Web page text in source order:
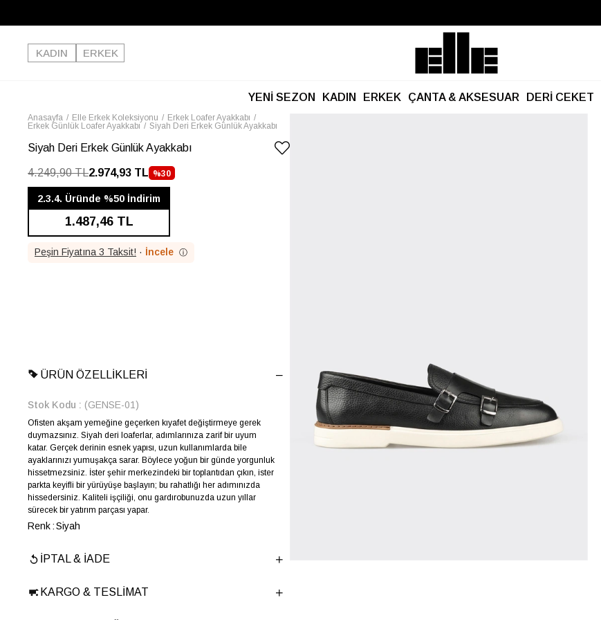
Kargo Ücretsiz!
KADIN
ERKEK
YENİ SEZON KADIN ERKEK ÇANTA & AKSESUAR DERİ CEKET
Anasayfa Elle Erkek Koleksiyonu
Erkek Loafer Ayakkabı
Erkek Günlük Loafer Ayakkabı
Siyah Deri Erkek Günlük Ayakkabı
Siyah Deri Erkek Günlük Ayakkabı
4.249,90 TL2.974,93 TL %30
İNDIRIM
2.3.4. Üründe %50 İndirim
1.487,46 TL
Peşin Fiyatına 3 Taksit! · İncele ⓘ
ÜRÜN ÖZELLIKLERI
Stok Kodu (GENSE-01)
Ofisten akşam yemeğine geçerken kıyafet değiştirmeye gerek
duymazsınız. Siyah deri loaferlar, adımlarınıza zarif bir uyum
katar. Gerçek derinin esnek yapısı, uzun kullanımlarda bile
ayaklarınızı yumuşakça sarar. Böylece yoğun bir günde yorgunluk
hissetmezsiniz. İster şehir merkezindeki bir toplantıdan çıkın, ister
parkta keyifli bir yürüyüşe başlayın; bu rahatlığı her adımınızda
hissedersiniz. Kaliteli işçiliği, onu gardırobunuzda uzun yıllar
sürecek bir yatırım parçası yapar.
Renk Siyah
Marka
ELLE
İPTAL & İADE
KARGO & TESLIMAT